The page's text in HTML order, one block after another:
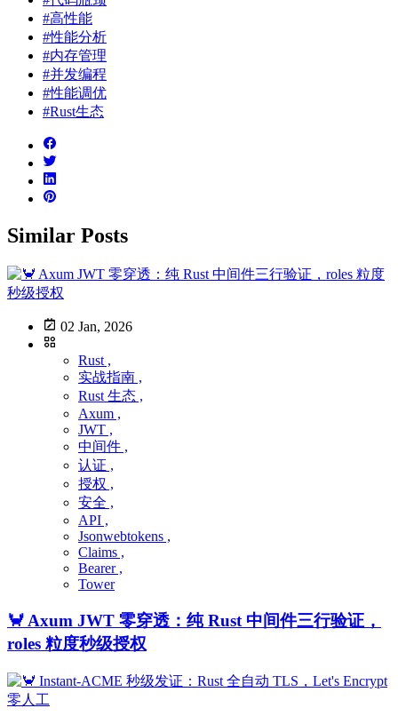
#高性能
#性能分析
#内存管理
#并发编程
#性能调优
#Rust生态
Similar Posts
02 Jan, 2026
Rust ,
实战指南 ,
Rust 生态 ,
Axum ,
JWT ,
中间件 ,
认证 ,
授权 ,
安全 ,
API ,
Jsonwebtokens ,
Claims ,
Bearer ,
Tower
🦀 Axum JWT 零穿透：纯 Rust 中间件三行验证，
roles 粒度秒级授权